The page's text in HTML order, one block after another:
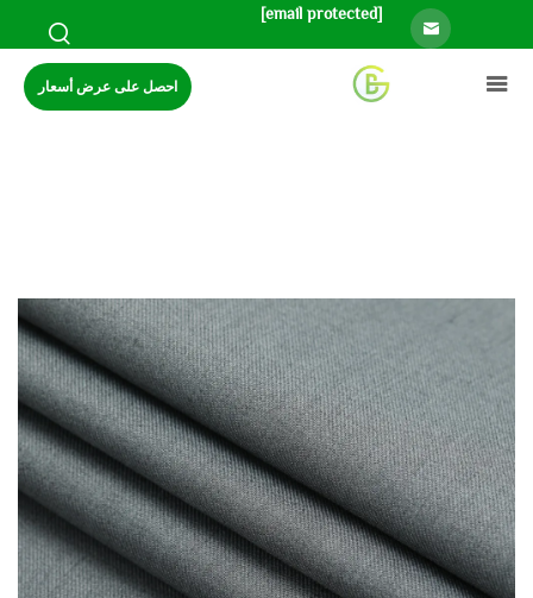
[email protected]
احصل على عرض أسعار